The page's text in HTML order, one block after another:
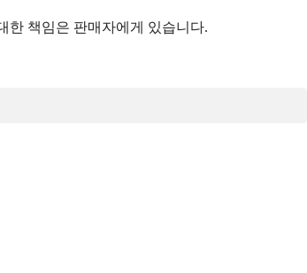
한 책임은 판매자에게 있습니다.